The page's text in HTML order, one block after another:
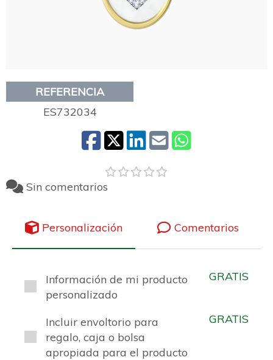
REFERENCIA
ES732034
Sin comentarios
Personalización Comentarios
Información de mi producto
personalizado
GRATIS
Incluir envoltorio para
regalo, caja o bolsa
apropiada para el producto
GRATIS